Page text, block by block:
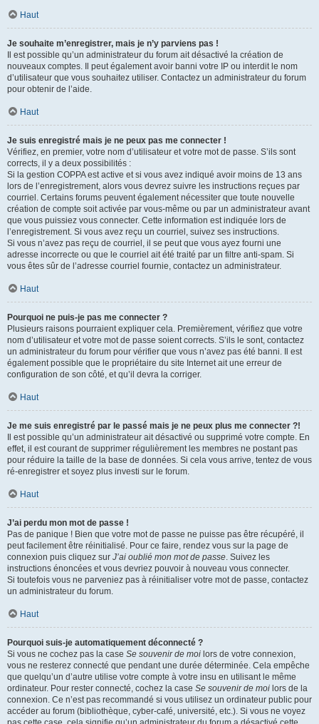
Haut
Je souhaite m’enregistrer, mais je n’y parviens pas !
Il est possible qu’un administrateur du forum ait désactivé la création de
nouveaux comptes. Il peut également avoir banni votre IP ou interdit le nom
d’utilisateur que vous souhaitez utiliser. Contactez un administrateur du forum
pour obtenir de l’aide.
Haut
Je suis enregistré mais je ne peux pas me connecter !
Vérifiez, en premier, votre nom d’utilisateur et votre mot de passe. S’ils sont
corrects, il y a deux possibilités :
Si la gestion COPPA est active et si vous avez indiqué avoir moins de 13 ans
lors de l’enregistrement, alors vous devrez suivre les instructions reçues par
courriel. Certains forums peuvent également nécessiter que toute nouvelle
création de compte soit activée par vous-même ou par un administrateur avant
que vous puissiez vous connecter. Cette information est indiquée lors de
l’enregistrement. Si vous avez reçu un courriel, suivez ses instructions.
Si vous n’avez pas reçu de courriel, il se peut que vous ayez fourni une
adresse incorrecte ou que le courriel ait été traité par un filtre anti-spam. Si
vous êtes sûr de l’adresse courriel fournie, contactez un administrateur.
Haut
Pourquoi ne puis-je pas me connecter ?
Plusieurs raisons pourraient expliquer cela. Premièrement, vérifiez que votre
nom d’utilisateur et votre mot de passe soient corrects. S’ils le sont, contactez
un administrateur du forum pour vérifier que vous n’avez pas été banni. Il est
également possible que le propriétaire du site Internet ait une erreur de
configuration de son côté, et qu’il devra la corriger.
Haut
Je me suis enregistré par le passé mais je ne peux plus me connecter ?!
Il est possible qu’un administrateur ait désactivé ou supprimé votre compte. En
effet, il est courant de supprimer régulièrement les membres ne postant pas
pour réduire la taille de la base de données. Si cela vous arrive, tentez de vous
ré-enregistrer et soyez plus investi sur le forum.
Haut
J’ai perdu mon mot de passe !
Pas de panique ! Bien que votre mot de passe ne puisse pas être récupéré, il
peut facilement être réinitialisé. Pour ce faire, rendez vous sur la page de
connexion puis cliquez sur J’ai oublié mon mot de passe. Suivez les
instructions énoncées et vous devriez pouvoir à nouveau vous connecter.
Si toutefois vous ne parveniez pas à réinitialiser votre mot de passe, contactez
un administrateur du forum.
Haut
Pourquoi suis-je automatiquement déconnecté ?
Si vous ne cochez pas la case Se souvenir de moi lors de votre connexion,
vous ne resterez connecté que pendant une durée déterminée. Cela empêche
que quelqu’un d’autre utilise votre compte à votre insu en utilisant le même
ordinateur. Pour rester connecté, cochez la case Se souvenir de moi lors de la
connexion. Ce n’est pas recommandé si vous utilisez un ordinateur public pour
accéder au forum (bibliothèque, cyber-café, université, etc.). Si vous ne voyez